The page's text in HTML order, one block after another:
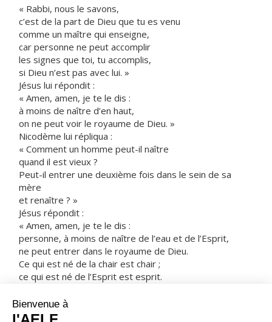
« Rabbi, nous le savons,
c’est de la part de Dieu que tu es venu
comme un maître qui enseigne,
car personne ne peut accomplir
les signes que toi, tu accomplis,
si Dieu n’est pas avec lui. »
Jésus lui répondit :
« Amen, amen, je te le dis :
à moins de naître d’en haut,
on ne peut voir le royaume de Dieu. »
Nicodème lui répliqua :
« Comment un homme peut-il naître
quand il est vieux ?
Peut-il entrer une deuxième fois dans le sein de sa
mère
et renaître ? »
Jésus répondit :
« Amen, amen, je te le dis :
personne, à moins de naître de l’eau et de l’Esprit,
ne peut entrer dans le royaume de Dieu.
Ce qui est né de la chair est chair ;
ce qui est né de l’Esprit est esprit.
il vous faut naître d’en haut.
Le vent souffle où il veut :